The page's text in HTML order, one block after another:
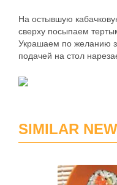
На остывшую
сверху посыпаем
Украшаем по желанию
подачей на стол
SIMILAR